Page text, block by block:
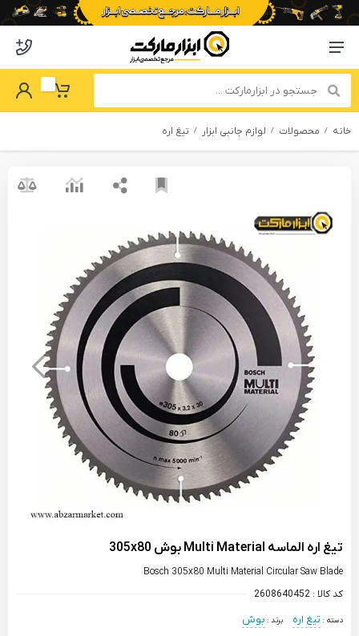
Menu Navigation
My Basket
Password
خانه محصولات لوازم جانبی ابزار تیغ اره
تیغ اره الماسه Multi Material بوش 305x80
Bosch 305x80 Multi Material Circular Saw Blade
کد کالا :2608640452
دسته : تیغ اره برند : بوش